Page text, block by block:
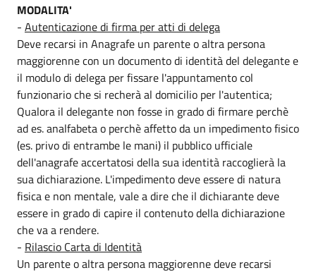
MODALITA'
- Autenticazione di firma per atti di delega
Deve recarsi in Anagrafe un parente o altra persona
maggiorenne con un documento di identità del delegante e
il modulo di delega per fissare l'appuntamento col
funzionario che si recherà al domicilio per l'autentica;
Qualora il delegante non fosse in grado di firmare perchè
ad es. analfabeta o perchè affetto da un impedimento fisico
(es. privo di entrambe le mani) il pubblico ufficiale
dell'anagrafe accertatosi della sua identità raccoglierà la
sua dichiarazione. L'impedimento deve essere di natura
fisica e non mentale, vale a dire che il dichiarante deve
essere in grado di capire il contenuto della dichiarazione
che va a rendere.
- Rilascio Carta di Identità
Un parente o altra persona maggiorenne deve recarsi